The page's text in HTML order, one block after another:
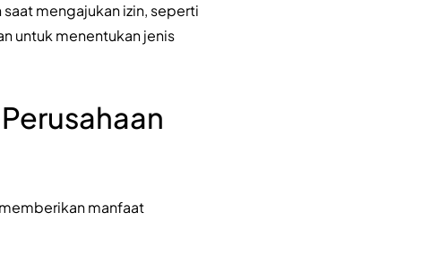
mengajukan izin, seperti
untuk menentukan jenis
manfaat